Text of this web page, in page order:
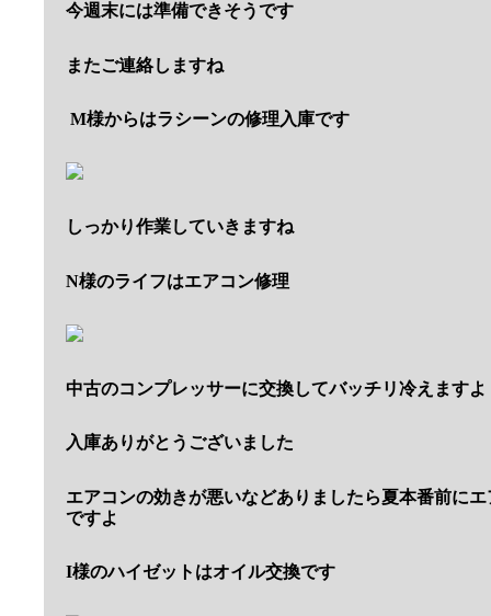
今週末には準備できそうです
またご連絡しますね
M様からはラシーンの修理入庫です
しっかり作業していきますね
N様のライフはエアコン修理
中古のコンプレッサーに交換してバッチリ冷えますよ
入庫ありがとうございました
エアコンの効きが悪いなどありましたら夏本番前に
ですよ
I様のハイゼットはオイル交換です